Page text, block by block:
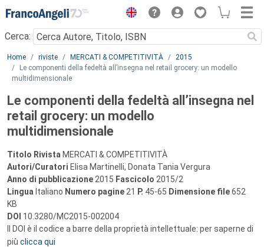
Menu
Cerca:
Main content
Home riviste MERCATI & COMPETITIVITÀ
2015
Le componenti della fedeltà all’insegna nel retail grocery: un modello
multidimensionale
Le componenti della fedeltà all’insegna nel
retail grocery: un modello
multidimensionale
Titolo Rivista MERCATI & COMPETITIVITÀ
Autori/Curatori Elisa Martinelli, Donata Tania Vergura
Anno di pubblicazione 2015 Fascicolo 2015/2
Lingua Italiano Numero pagine 21 P. 45-65 Dimensione file652
KB
DOI 10.3280/MC2015-002004
Il DOI è il codice a barre della proprietà intellettuale: per saperne di
più clicca qui